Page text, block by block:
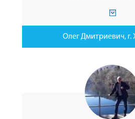
Олег Дмитриевич, г.